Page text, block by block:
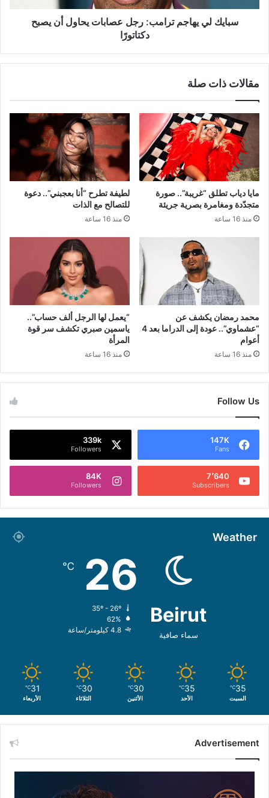
يصبح
دكتاتورًاسبايك لي يهاجم ترامب: رجل عصابات يحاول أن يصبح
دكتاتورًا
مقالات ذات صلة
مايا دياب تطلق “غريبة”.. صورة
متجدّدة ومغامرة بصرية جريئة
منذ 16 ساعة
لطيفة تطرح “أنا بعجبني”.. دعوة
للتصالح مع الذات
منذ 16 ساعة
محمد رمضان يكشف عن
“عشماوي”.. عودة إلى الدراما بعد 4
أعوام
منذ 16 ساعة
“يعمل لها الرجل ألف حساب”..
ياسمين صبري تكشف سر قوة
المرأة
منذ 16 ساعة
Follow Us
147K
Fans
339k
Followers
7٬640
Subscribers
84K
Followers
Weather
Beirut
سماء صافية
26
℃
62%
4.8 كيلومتر/ساعة
35
℃
السبت
35
℃
الأحد
30
℃
الأثنين
30
℃
الثلاثاء
31
℃
الأربعاء
Advertisement